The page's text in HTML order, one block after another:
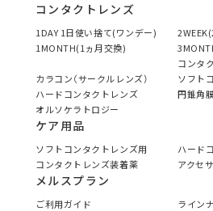
コンタクトレンズ
1DAY 1日使い捨て(ワンデー)
1MONTH(1ヵ月交換)
コンタ
カラコン（サークルレンズ）
ソフト
ハードコンタクトレンズ
円錐角
オルソケラトロジー
ケア用品
ソフトコンタクトレンズ用
ハード
コンタクトレンズ装着薬
アクセ
メルスプラン
ご利用ガイド
ライン